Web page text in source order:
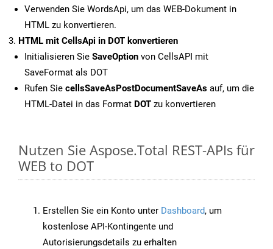
Verwenden Sie WordsApi, um das WEB-Dokument in
HTML zu konvertieren.
HTML mit CellsApi in DOT konvertieren
Initialisieren Sie SaveOption von CellsAPI mit
SaveFormat als DOT
Rufen Sie cellsSaveAsPostDocumentSaveAs auf, um die
HTML-Datei in das Format DOT zu konvertieren
Nutzen Sie Aspose.Total REST-APIs für
WEB to DOT
Erstellen Sie ein Konto unter Dashboard, um
kostenlose API-Kontingente und
Autorisierungsdetails zu erhalten